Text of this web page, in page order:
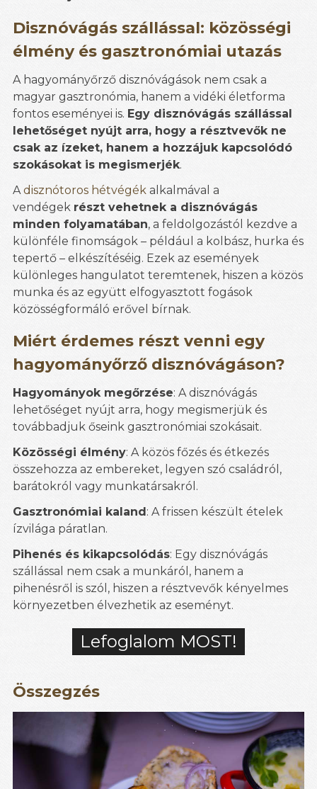
Disznóvágás szállással: közösségi
élmény és gasztronómiai utazás
A hagyományőrző disznóvágások nem csak a
magyar gasztronómia, hanem a vidéki életforma
fontos eseményei is. Egy disznóvágás szállással
lehetőséget nyújt arra, hogy a résztvevők ne
csak az ízeket, hanem a hozzájuk kapcsolódó
szokásokat is megismerjék.
Adisznótoros hétvégék alkalmával a
vendégek részt vehetnek a disznóvágás
minden folyamatában, a feldolgozástól kezdve a
különféle finomságok – például a kolbász, hurka és
tepertő – elkészítéséig. Ezek az események
különleges hangulatot teremtenek, hiszen a közös
munka és az együtt elfogyasztott fogások
közösségformáló erővel bírnak.
Miért érdemes részt venni egy
hagyományőrző disznóvágáson?
Hagyományok megőrzése: A disznóvágás
lehetőséget nyújt arra, hogy megismerjük és
továbbadjuk őseink gasztronómiai szokásait.
Közösségi élmény: A közös főzés és étkezés
összehozza az embereket, legyen szó családról,
barátokról vagy munkatársakról.
Gasztronómiai kaland : A frissen készült ételek
ízvilága páratlan.
Pihenés és kikapcsolódás: Egy disznóvágás
szállással nem csak a munkáról, hanem a
pihenésről is szól, hiszen a résztvevők kényelmes
környezetben élvezhetik az eseményt.
Lefoglalom MOST!
Összegzés